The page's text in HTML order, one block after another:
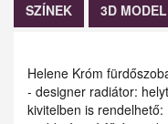
SZÍNEK
3D MODEL
Helene Króm
- designer radiátor:
kivitelben is rendelhető: